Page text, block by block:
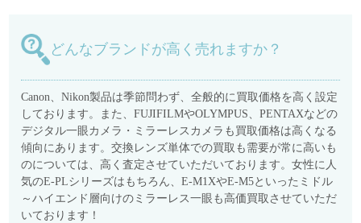
どんなブランドが高く売れますか？
Canon、Nikon製品は季節問わず、全般的に買取価格を高く設定
しております。また、FUJIFILMやOLYMPUS、PENTAXなどの
デジタル一眼カメラ・ミラーレスカメラも買取価格は高くなる
傾向にあります。交換レンズ単体での買取も需要が常に高いも
のについては、高く査定させていただいております。女性に人
気のE-PLシリーズはもちろん、E-M1XやE-M5といったミドル
～ハイエンド層向けのミラーレス一眼も高価買取させていただ
いております！